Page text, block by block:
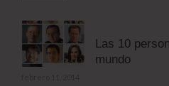
Las 10
mundo